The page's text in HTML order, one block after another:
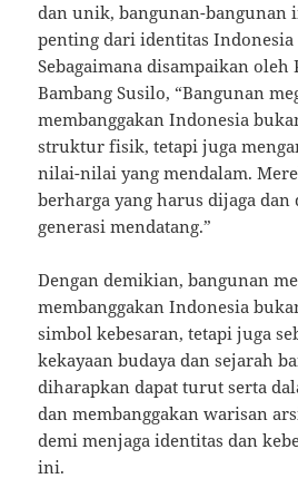
dan unik, bangunan-bangunan
penting dari identitas Indonesia
Sebagaimana disampaikan oleh
Bambang Susilo, “Bangunan
membanggakan Indonesia
struktur fisik, tetapi juga
nilai-nilai yang mendalam.
berharga yang harus dijaga
generasi mendatang.”
Dengan demikian, bangunan
membanggakan Indonesia
simbol kebesaran, tetapi juga
kekayaan budaya dan sejarah
diharapkan dapat turut serta
dan membanggakan warisan
demi menjaga identitas dan
ini.